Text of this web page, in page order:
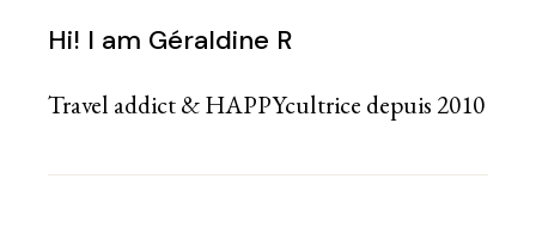
Hi! I am Géraldine R
Travel addict & HAPPYcultrice depuis 2010